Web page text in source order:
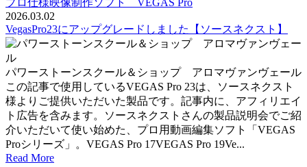
プロ仕様映像制作ソフト VEGAS Pro
2026.03.02
VegasPro23にアップグレードしました【ソースネクスト】
パワーストーンスクール＆ショップ アロマヴァンヴェール
この記事で使用しているVEGAS Pro 23は、ソースネクスト
様よりご提供いただいた製品です。記事内に、アフィリエイ
ト広告を含みます。ソースネクストさんの製品説明会でご紹
介いただいて使い始めた、プロ用動画編集ソフト「VEGAS
Proシリーズ」。VEGAS Pro 17VEGAS Pro 19Ve...
Read More